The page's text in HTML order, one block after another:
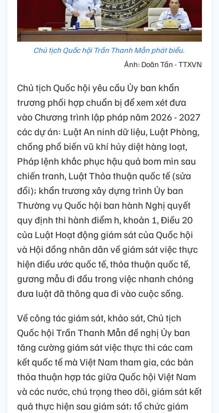
Chủ tịch Quốc hội Trần Thanh Mẫn phát biểu.
Ảnh: Doãn Tấn - TTXVN
Chủ tịch Quốc hội yêu cầu Ủy ban khẩn
trương phối hợp chuẩn bị để xem xét đưa
vào Chương trình lập pháp năm 2026 - 2027
các dự án: Luật An ninh dữ liệu, Luật Phòng,
chống phổ biến vũ khí hủy diệt hàng loạt,
Pháp lệnh khắc phục hậu quả bom mìn sau
chiến tranh, Luật Thỏa thuận quốc tế (sửa
đổi); khẩn trương xây dựng trình Ủy ban
Thường vụ Quốc hội ban hành Nghị quyết
quy định thi hành điểm h, khoản 1, Điều 20
của Luật Hoạt động giám sát của Quốc hội
và Hội đồng nhân dân về giám sát việc thực
hiện điều ước quốc tế, thỏa thuận quốc tế,
gương mẫu đi đầu trong việc nhanh chóng
đưa luật đã thông qua đi vào cuộc sống.
Về công tác giám sát, khảo sát, Chủ tịch
Quốc hội Trần Thanh Mẫn đề nghị Ủy ban
tăng cường giám sát việc thực thi các cam
kết quốc tế mà Việt Nam tham gia, các bản
thỏa thuận hợp tác giữa Quốc hội Việt Nam
và các nước, chú trọng theo dõi, giám sát kết
quả thực hiện sau giám sát; tổ chức giám